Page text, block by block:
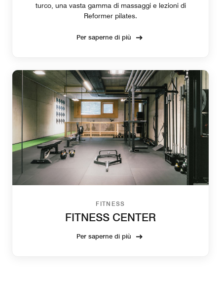
turco, una vasta gamma di massaggi e lezioni di
Reformer pilates.
Per saperne di più
FITNESS
FITNESS CENTER
Per saperne di più